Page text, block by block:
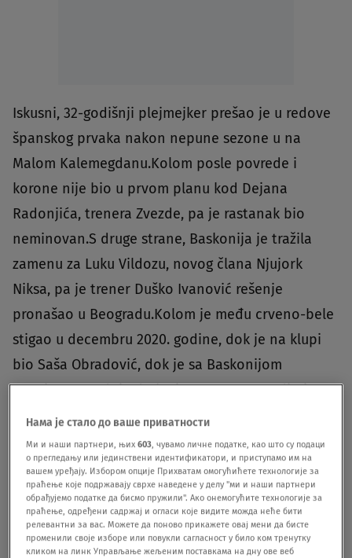
Iskusni, 32-godišnji plejmejker prešao je u redove
španskog prvaka nakon nepune sezone u na
Malom Kalemegdanu.Kolom posle povrede i
korone nije bio u prvom planu kod Dejana
Radonjića, trenera Zvezde, pa je rastanak bio
neminovan.S druge strane, Baskonija je tražila
zamenu za Luku Vildozu, novog člana Njujork
Niksa, pa je trener Duško Ivanović rešenje
pronašao u Beogradu.Kolom je među crveno-bele
stigao u decembru 2020. godine, dok je na klupi
bio Saša Obradović, dok je sa Baskonijom
potpisao saradnju do kraja sezone, potvrdio je
klub.Za Zvezdu je u Evroligi odigrao osam
utakmica, prosečno na parketu provodio 14
minuta i beležio 6,6 poena i 2,5 asistencije po
meču.https://twitter.com/Sportando/status/13906
28697934290944
Нама је стало до ваше приватности
Ми и наши партнери, њих603, чувамо личне податке, као што су подаци
о прегледању или јединствени идентификатори, и приступамо им на
вашем уређају. Избором опције Прихватам омогућићете технологије за
праћење које подржавају сврхе наведене у делу "ми и наши партнери
обрађујемо податке да бисмо пружили". Ако онемогућите технологије за
праћење, одређени садржај и огласи које видите можда неће бити
релевантни за вас. Можете да поново прикажете овај мени да бисте
променили своје изборе или повукли сагласност у било ком тренутку
кликом на линк Управљање жељеним поставкама на дну ове веб